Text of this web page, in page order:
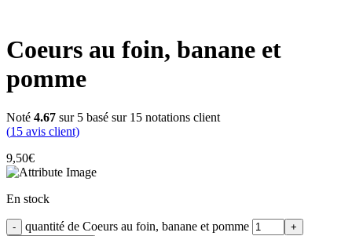
Coeurs au foin, banane et
pomme
Noté 4.67 sur 5 basé sur 15 notations client
(15 avis client)
9,50€
En stock
quantité de Coeurs au foin, banane et pomme